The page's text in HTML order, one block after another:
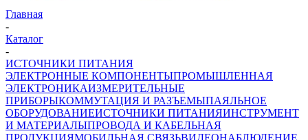
Главная
-
Каталог
-
ИСТОЧНИКИ ПИТАНИЯ
ЭЛЕКТРОННЫЕ КОМПОНЕНТЫПРОМЫШЛЕННАЯ
ЭЛЕКТРОНИКАИЗМЕРИТЕЛЬНЫЕ
ПРИБОРЫКОММУТАЦИЯ И РАЗЪЕМЫПАЯЛЬНОЕ
ОБОРУДОВАНИЕИСТОЧНИКИ ПИТАНИЯИНСТРУМЕНТ
И МАТЕРИАЛЫПРОВОДА И КАБЕЛЬНАЯ
ПРОДУКЦИЯМОБИЛЬНАЯ СВЯЗЬВИДЕОНАБЛЮДЕНИЕ